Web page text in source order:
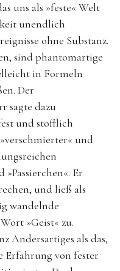
uns als »feste« Welt
unendlich
ohne Sub­stanz.
sind phantomartige
in Formeln
Der
sagte dazu
und stofflich
und
Er
und ließ als
wandelnde
»Geist« zu.
Andersartiges als das,
Erfahrung von fester